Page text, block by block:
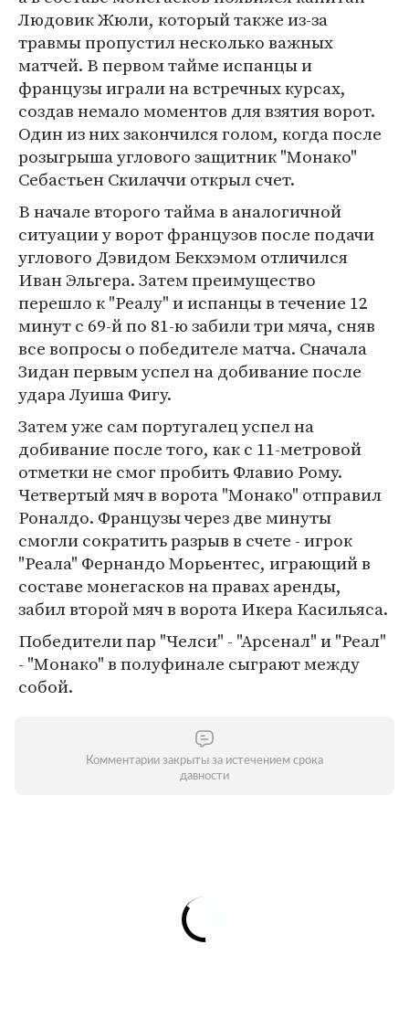
Людовик Жюли, который также из-за
травмы пропустил несколько важных
матчей. В первом тайме испанцы и
французы играли на встречных курсах,
создав немало моментов для взятия ворот.
Один из них закончился голом, когда после
розыгрыша углового защитник "Монако"
Себастьен Скилаччи открыл счет.
В начале второго тайма в аналогичной
ситуации у ворот французов после подачи
углового Дэвидом Бекхэмом отличился
Иван Эльгера. Затем преимущество
перешло к "Реалу" и испанцы в течение 12
минут с 69-й по 81-ю забили три мяча, сняв
все вопросы о победителе матча. Сначала
Зидан первым успел на добивание после
удара Луиша Фигу.
Затем уже сам португалец успел на
добивание после того, как с 11-метровой
отметки не смог пробить Флавио Рому.
Четвертый мяч в ворота "Монако" отправил
Роналдо. Французы через две минуты
смогли сократить разрыв в счете - игрок
"Реала" Фернандо Морьентес, играющий в
составе монегасков на правах аренды,
забил второй мяч в ворота Икера Касильяса.
Победители пар "Челси" - "Арсенал" и "Реал"
- "Монако" в полуфинале сыграют между
собой.
Комментарии закрыты за истечением срока
давности